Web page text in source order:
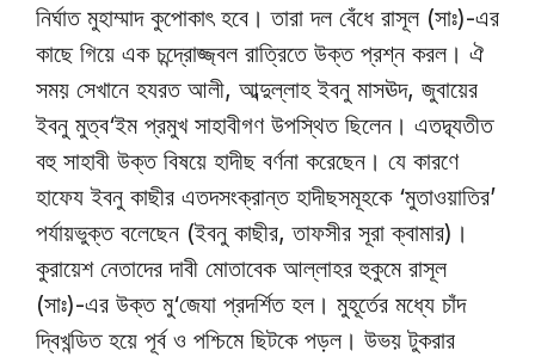
নির্ঘাত মুহাম্মাদ কুপোকাৎ হবে। তারা দল বেঁধে রাসূল (সাঃ)-এর
কাছে গিয়ে এক চন্দ্রোজ্জ্বল রাত্রিতে উক্ত প্রশ্ন করল। ঐ
সময় সেখানে হযরত আলী, আব্দুল্লাহ ইবনু মাসঊদ, জুবায়ের
ইবনু মুত্ব‘ইম প্রমুখ সাহাবীগণ উপস্থিত ছিলেন। এতদ্ব্যতীত
বহু সাহাবী উক্ত বিষয়ে হাদীছ বর্ণনা করেছেন। যে কারণে
হাফেয ইবনু কাছীর এতদসংক্রান্ত হাদীছসমূহকে ‘মুতাওয়াতির’
পর্যায়ভুক্ত বলেছেন (ইবনু কাছীর, তাফসীর সূরা ক্বামার)।
কুরায়েশ নেতাদের দাবী মোতাবেক আল্লাহর হুকুমে রাসূল
(সাঃ)-এর উক্ত মু‘জেযা প্রদর্শিত হল। মুহূর্তের মধ্যে চাঁদ
দ্বিখন্ডিত হয়ে পূর্ব ও পশ্চিমে ছিটকে পড়ল। উভয় টুকরার